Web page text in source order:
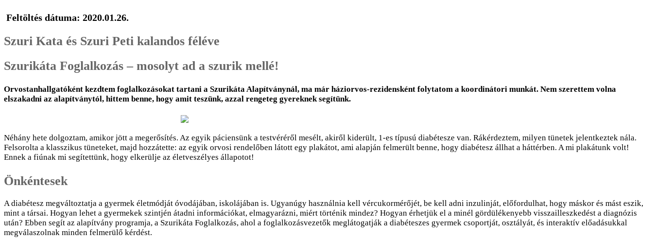
Feltöltés dátuma: 2020.01.26.
Szuri Kata és Szuri Peti kalandos féléve
Szurikáta Foglalkozás – mosolyt ad a szurik mellé!
Orvostanhallgatóként kezdtem foglalkozásokat tartani a Szurikáta Alapítványnál, ma már háziorvos-rezidensként folytatom a koordinátori munkát. Nem szerettem volna
elszakadni az alapítványtól, hittem benne, hogy amit teszünk, azzal rengeteg gyereknek segítünk.
Néhány hete dolgoztam, amikor jött a megerősítés. Az egyik páciensünk a testvéréről mesélt, akiről kiderült, 1-es típusú diabétesze van. Rákérdeztem, milyen tünetek jelentkeztek nála.
Felsorolta a klasszikus tüneteket, majd hozzátette: az egyik orvosi rendelőben látott egy plakátot, ami alapján felmerült benne, hogy diabétesz állhat a háttérben. A mi plakátunk volt!
Ennek a fiúnak mi segítettünk, hogy elkerülje az életveszélyes állapotot!
Önkéntesek
A diabétesz megváltoztatja a gyermek életmódját óvodájában, iskolájában is. Ugyanúgy használnia kell vércukormérőjét, be kell adni inzulinját, előfordulhat, hogy máskor és mást eszik,
mint a társai. Hogyan lehet a gyermekek szintjén átadni információkat, elmagyarázni, miért történik mindez? Hogyan érhetjük el a minél gördülékenyebb visszailleszkedést a diagnózis
után? Ebben segít az alapítvány programja, a Szurikáta Foglalkozás, ahol a foglalkozásvezetők meglátogatják a diabéteszes gyermek csoportját, osztályát, és interaktív előadásukkal
megválaszolnak minden felmerülő kérdést.